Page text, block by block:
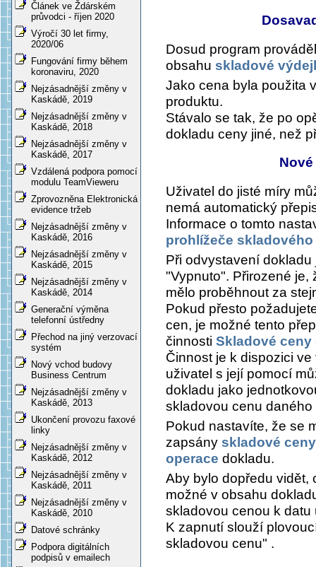
Článek ve Ždárském
průvodci - říjen 2020
Výročí 30 let firmy,
2020/06
Fungování firmy během
koronaviru, 2020
Nejzásadnější změny v
Kaskádě, 2019
Nejzásadnější změny v
Kaskádě, 2018
Nejzásadnější změny v
Kaskádě, 2017
Vzdálená podpora pomocí
modulu TeamVieweru
Zprovozněna Elektronická
evidence tržeb
Nejzásadnější změny v
Kaskádě, 2016
Nejzásadnější změny v
Kaskádě, 2015
Nejzásadnější změny v
Kaskádě, 2014
Generační výměna
telefonní ústředny
Přechod na jiný verzovací
systém
Nový vchod budovy
Business Centrum
Nejzásadnější změny v
Kaskádě, 2013
Ukončení provozu faxové
linky
Nejzásadnější změny v
Kaskádě, 2012
Nejzásadnější změny v
Kaskádě, 2011
Nejzásadnější změny v
Kaskádě, 2010
Datové schránky
Podpora digitálních
podpisů v emailech
Dosud program
obsahu skladové
Jako cena byla použita
produktu.
Stávalo se tak, že po
dokladu ceny jiné, než
Uživatel do jisté míry
nemá automatický
Informace o tomto
prohlížeče
Při odvystavení
"Vypnuto". Přirozené
mělo proběhnout za
Pokud přesto
cen, je možné tento
činnosti Skladové
Činnost je k dispozici
uživatel s její pomocí
dokladu jako
skladovou cenu
Pokud nastavíte, že se
zapsány skladové ceny
operace dokladu.
Aby bylo dopředu vidět,
možné v obsahu
skladovou cenou k
K zapnutí slouží
skladovou cenu" .